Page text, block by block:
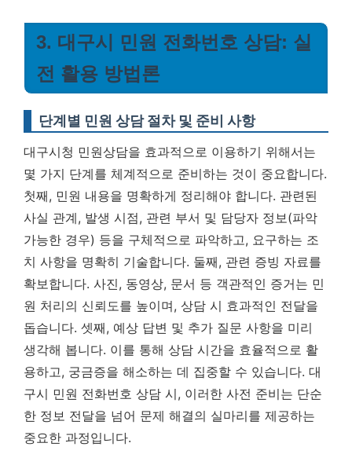
3. 대구시 민원 전화번호 상담: 실
전 활용 방법론
단계별 민원 상담 절차 및 준비 사항
대구시청 민원상담을 효과적으로 이용하기 위해서는
몇 가지 단계를 체계적으로 준비하는 것이 중요합니다.
첫째, 민원 내용을 명확하게 정리해야 합니다. 관련된
사실 관계, 발생 시점, 관련 부서 및 담당자 정보(파악
가능한 경우) 등을 구체적으로 파악하고, 요구하는 조
치 사항을 명확히 기술합니다. 둘째, 관련 증빙 자료를
확보합니다. 사진, 동영상, 문서 등 객관적인 증거는 민
원 처리의 신뢰도를 높이며, 상담 시 효과적인 전달을
돕습니다. 셋째, 예상 답변 및 추가 질문 사항을 미리
생각해 봅니다. 이를 통해 상담 시간을 효율적으로 활
용하고, 궁금증을 해소하는 데 집중할 수 있습니다. 대
구시 민원 전화번호 상담 시, 이러한 사전 준비는 단순
한 정보 전달을 넘어 문제 해결의 실마리를 제공하는
중요한 과정입니다.